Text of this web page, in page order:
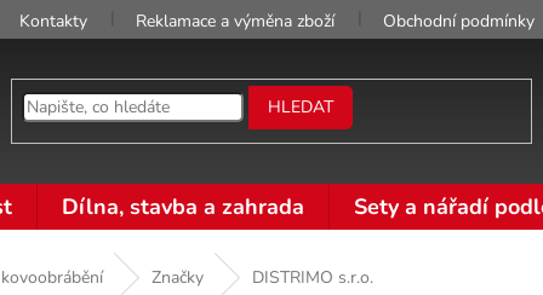
Kontakty Reklamace a výměna zboží Obchodní podmínky
HLEDAT
Dílna, stavba a zahrada Sety a nářadí
Značky DISTRIMO s.r.o.